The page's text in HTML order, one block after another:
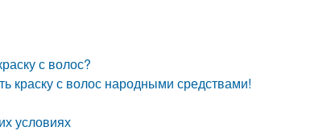
с волос?
краску с волос народными средствами!
условиях